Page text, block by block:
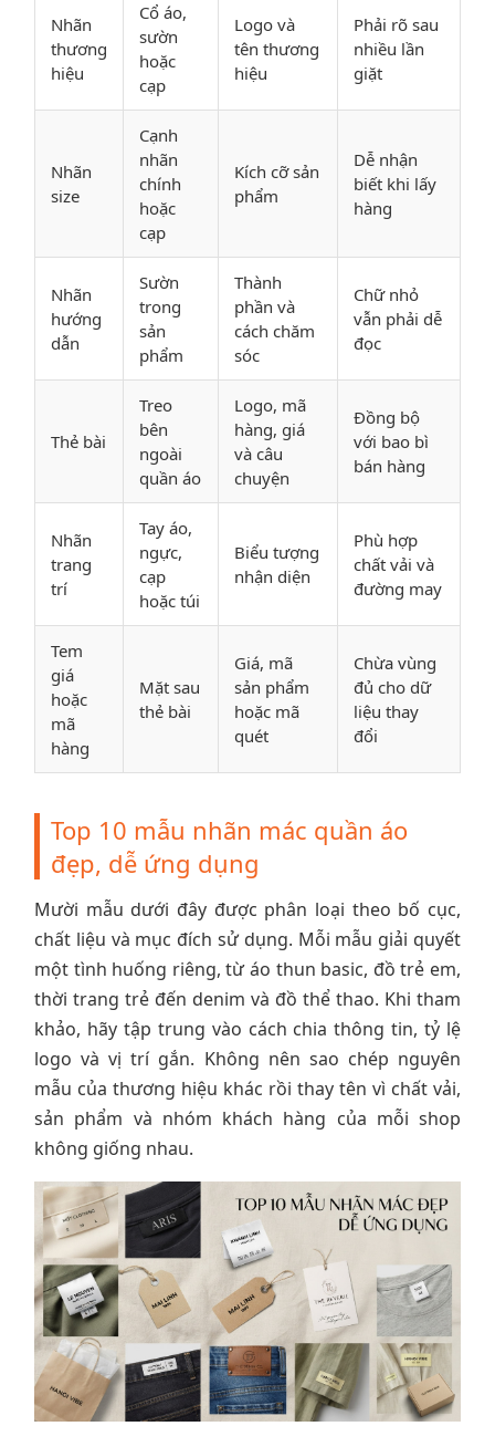
Nhãn
thương
hiệu
Cổ áo,
sườn
hoặc
cạp
Logo và
tên thương
hiệu
Phải rõ sau
nhiều lần
giặt
Nhãn
size
Cạnh
nhãn
chính
hoặc
cạp
Kích cỡ sản
phẩm
Dễ nhận
biết khi lấy
hàng
Nhãn
hướng
dẫn
Sườn
trong
sản
phẩm
Thành
phần và
cách chăm
sóc
Chữ nhỏ
vẫn phải dễ
đọc
Thẻ bài
Treo
bên
ngoài
quần áo
Logo, mã
hàng, giá
và câu
chuyện
Đồng bộ
với bao bì
bán hàng
Nhãn
trang
trí
Tay áo,
ngực,
cạp
hoặc túi
Biểu tượng
nhận diện
Phù hợp
chất vải và
đường may
Tem
giá
hoặc
mã
hàng
Mặt sau
thẻ bài
Giá, mã
sản phẩm
hoặc mã
quét
Chừa vùng
đủ cho dữ
liệu thay
đổi
Top 10 mẫu nhãn mác quần áo
đẹp, dễ ứng dụng
Mười mẫu dưới đây được phân loại theo bố cục,
chất liệu và mục đích sử dụng. Mỗi mẫu giải quyết
một tình huống riêng, từ áo thun basic, đồ trẻ em,
thời trang trẻ đến denim và đồ thể thao. Khi tham
khảo, hãy tập trung vào cách chia thông tin, tỷ lệ
logo và vị trí gắn. Không nên sao chép nguyên
mẫu của thương hiệu khác rồi thay tên vì chất vải,
sản phẩm và nhóm khách hàng của mỗi shop
không giống nhau.